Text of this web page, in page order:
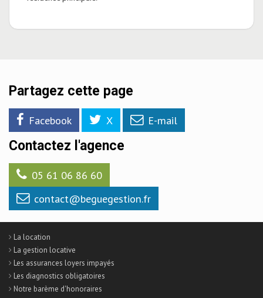
Partagez cette page
Facebook X E-mail
Contactez l'agence
05 61 06 86 60
contact@beguegestion.fr
La location
La gestion locative
Les assurances loyers impayés
Les diagnostics obligatoires
Notre barème d'honoraires